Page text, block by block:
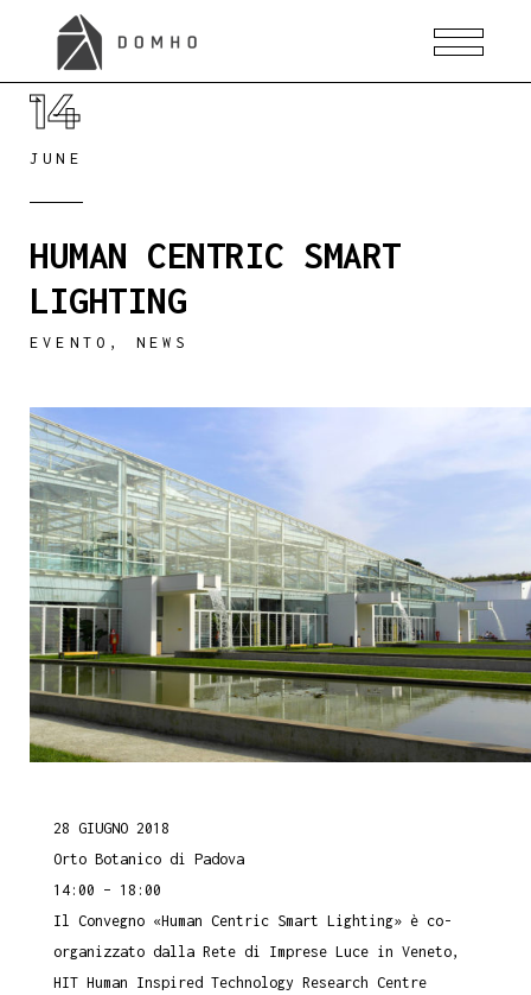
14
JUNE
HUMAN CENTRIC SMART
LIGHTING
EVENTO , NEWS
28 GIUGNO 2018
Orto Botanico di Padova
14:00 – 18:00
Il Convegno «Human Centric Smart Lighting» è co-
organizzato dalla Rete di Imprese Luce in Veneto,
HIT Human Inspired Technology Research Centre